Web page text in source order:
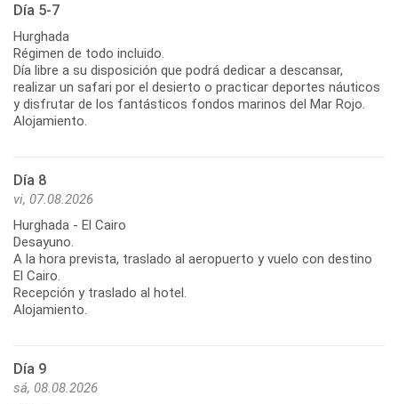
Día 5-7
Hurghada
Régimen de todo incluido.
Día libre a su disposición que podrá dedicar a descansar,
realizar un safari por el desierto o practicar deportes náuticos
y disfrutar de los fantásticos fondos marinos del Mar Rojo.
Alojamiento.
Día 8
vi, 07.08.2026
Hurghada - El Cairo
Desayuno.
A la hora prevista, traslado al aeropuerto y vuelo con destino
El Cairo.
Recepción y traslado al hotel.
Alojamiento.
Día 9
sá, 08.08.2026